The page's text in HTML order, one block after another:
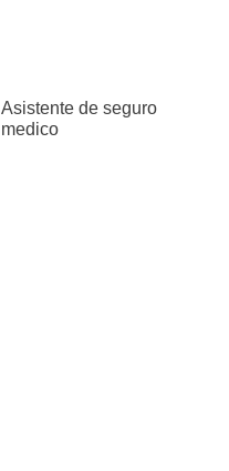
Asistente de seguro
medico